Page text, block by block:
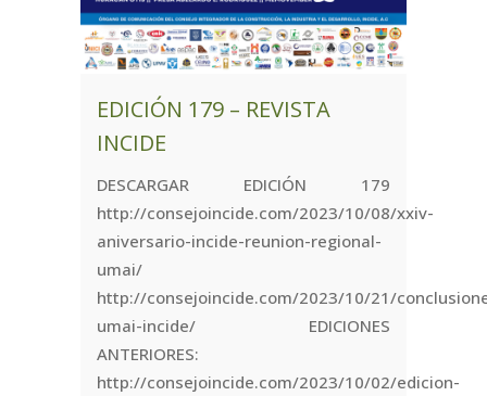
EDICIÓN 179 – REVISTA
INCIDE
DESCARGAR EDICIÓN 179
http://consejoincide.com/2023/10/08/xxiv-
aniversario-incide-reunion-regional-
umai/
http://consejoincide.com/2023/10/21/
umai-incide/ EDICIONES
ANTERIORES:
http://consejoincide.com/2023/10/02/edicion-